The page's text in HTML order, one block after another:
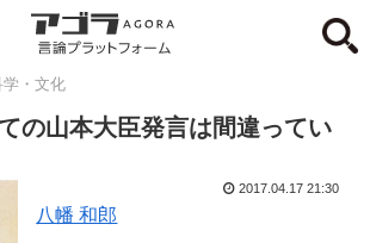
学・文化
の山本大臣発言は間違ってい
八幡 和郎
2017.04.17 21:30